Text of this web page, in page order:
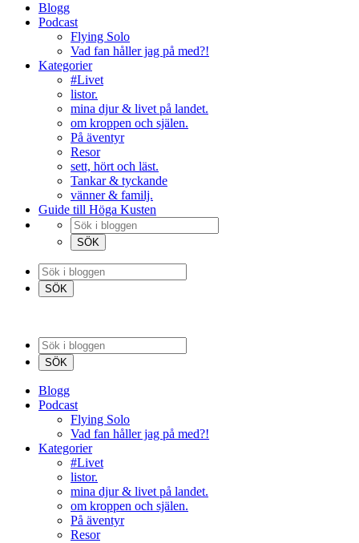
Blogg
Podcast
Flying Solo
Vad fan håller jag på med?!
Kategorier
#Livet
listor.
mina djur & livet på landet.
om kroppen och själen.
På äventyr
Resor
sett, hört och läst.
Tankar & tyckande
vänner & familj.
Guide till Höga Kusten
Blogg
Podcast
Flying Solo
Vad fan håller jag på med?!
Kategorier
#Livet
listor.
mina djur & livet på landet.
om kroppen och själen.
På äventyr
Resor